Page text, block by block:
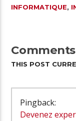
INFORMATIQUE,
Comments
THIS POST
Pingback:
Devenez